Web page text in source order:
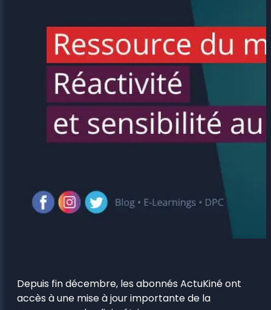
Depuis fin décembre, les abonnés ActuKiné ont
accès à une mise à jour importante de la